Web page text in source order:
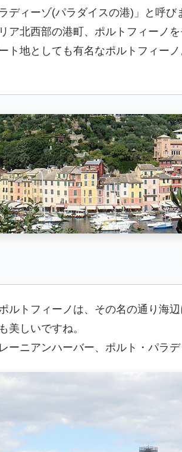
ディーゾ(パラダイスの港)」と呼び
ア北西部の港町、ポルトフィーノを
ト地としても有名なポルトフィー
ルトフィーノは、その名の通り海
美しいですね。
ーニアンハーバー、ポルト・パラデ